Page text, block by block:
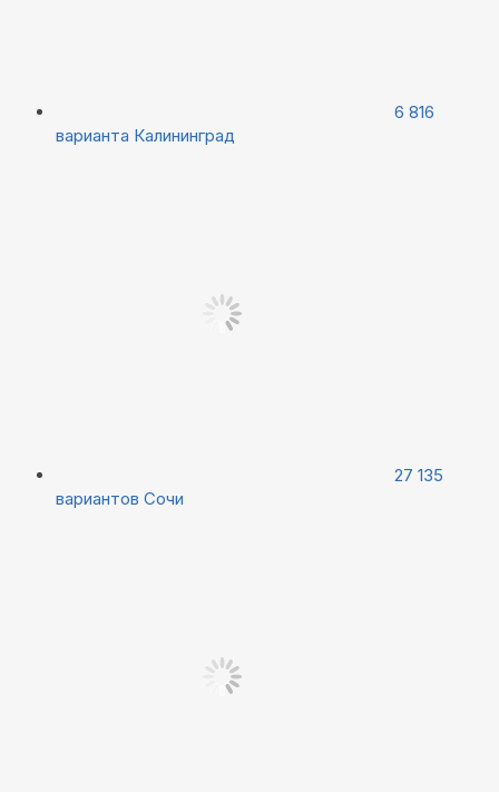
6 816
варианта Калининград
27 135
вариантов Сочи